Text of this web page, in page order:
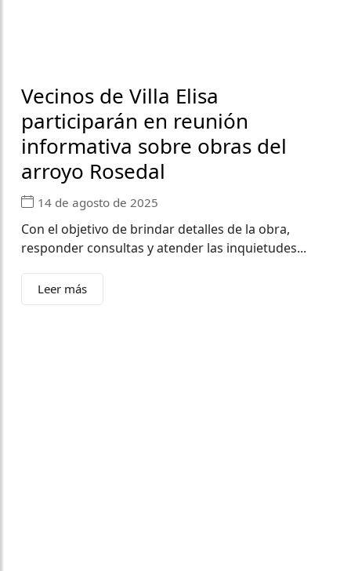
Vecinos de Villa Elisa
participarán en reunión
informativa sobre obras del
arroyo Rosedal
14 de agosto de 2025
Con el objetivo de brindar detalles de la obra,
responder consultas y atender las inquietudes...
Leer más